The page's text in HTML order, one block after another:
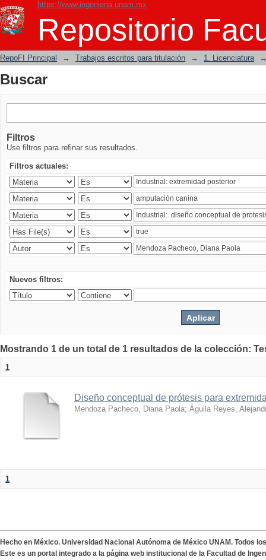
https://www.ingenieria.unam.mx
Repositorio
Buscar
RepoFI Principal → Trabajos escritos para titulación → 1. Licenciatura
Buscar
Filtros
Use filtros para refinar sus resultados.
Filtros actuales:
Nuevos filtros:
Mostrando 1 de un total de 1 resultados de la colección:
1
Diseño conceptual de prótesis para
Mendoza Pacheco, Diana Paola; Águila Reyes,
1
Hecho en México. Universidad Nacional Autónoma de México UNAM. Todos
Este es un portal integrado a la página web institucional de la Facultad de